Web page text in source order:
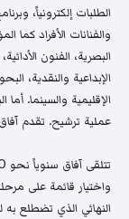
الطلبات إلكترونياً،
والفنانات الأفراد كما
البصرية، الفنون
الإبداعية والنقدية،
الإقليمية والسينما. أما
عملية ترشيح. تقدم
واختيار قائمة على
النهائي الذي تضطلع